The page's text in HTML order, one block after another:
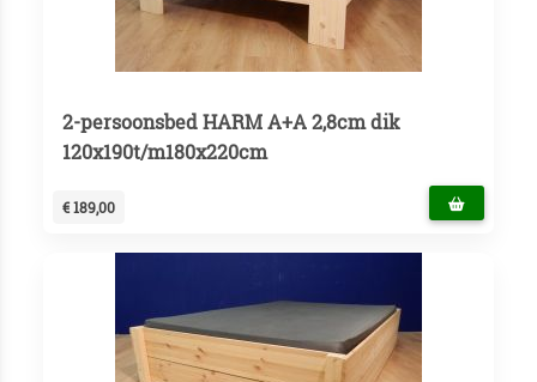
2-persoonsbed HARM A+A 2,8cm dik
120x190t/m180x220cm
€ 189,00